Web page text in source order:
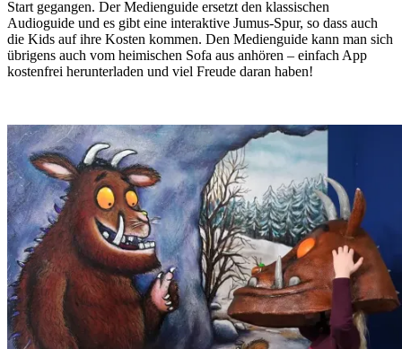
Start gegangen. Der Medienguide ersetzt den klassischen
Audioguide und es gibt eine interaktive Jumus-Spur, so dass auch
die Kids auf ihre Kosten kommen. Den Medienguide kann man sich
übrigens auch vom heimischen Sofa aus anhören – einfach App
kostenfrei herunterladen und viel Freude daran haben!